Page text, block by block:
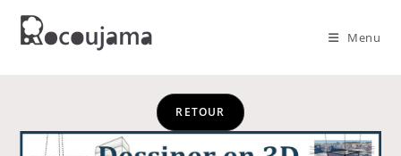
Skip
Menu
RETOUR